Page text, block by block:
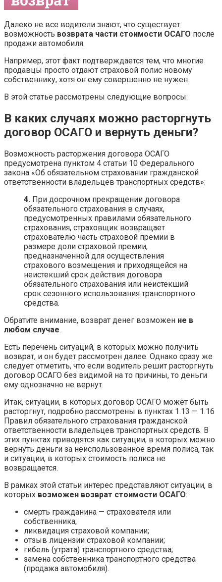
Далеко не все водители знают, что существует
возможность возврата части стоимости ОСАГО после
продажи автомобиля.
Например, этот факт подтверждается тем, что многие
продавцы просто отдают страховой полис новому
собственнику, хотя он ему совершенно не нужен.
В этой статье рассмотрены следующие вопросы:
В каких случаях можно расторгнуть
договор ОСАГО и вернуть деньги?
Возможность расторжения договора ОСАГО
предусмотрена пунктом 4 статьи 10 Федерального
закона «Об обязательном страховании гражданской
ответственности владельцев транспортных средств»:
4. При досрочном прекращении договора
обязательного страхования в случаях,
предусмотренных правилами обязательного
страхования, страховщик возвращает
страхователю часть страховой премии в
размере доли страховой премии,
предназначенной для осуществления
страхового возмещения и приходящейся на
неистекший срок действия договора
обязательного страхования или неистекший
срок сезонного использования транспортного
средства.
Обратите внимание, возврат денег возможен не в
любом случае.
Есть перечень ситуаций, в которых можно получить
возврат, и он будет рассмотрен далее. Однако сразу же
следует отметить, что если водитель решит расторгнуть
договор ОСАГО без видимой на то причины, то деньги
ему однозначно не вернут.
Итак, ситуации, в которых договор ОСАГО может быть
расторгнут, подробно рассмотрены в пунктах 1.13 — 1.16
Правил обязательного страхования гражданской
ответственности владельцев транспортных средств. В
этих пунктах приводятся как ситуации, в которых можно
вернуть деньги за неиспользованное время полиса, так
и ситуации, в которых стоимость полиса не
возвращается.
В рамках этой статьи интерес представляют ситуации, в
которых возможен возврат стоимости ОСАГО:
смерть гражданина — страхователя или
собственника;
ликвидация страховой компании;
отзыв лицензии страховой компании;
гибель (утрата) транспортного средства;
замена собственника транспортного средства
(продажа автомобиля).